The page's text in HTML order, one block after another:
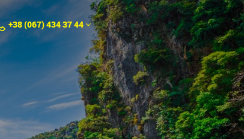
+38 (067) 434 37 44